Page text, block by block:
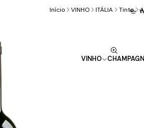
VINHO
Início VINHO ITÁLIA Tinto